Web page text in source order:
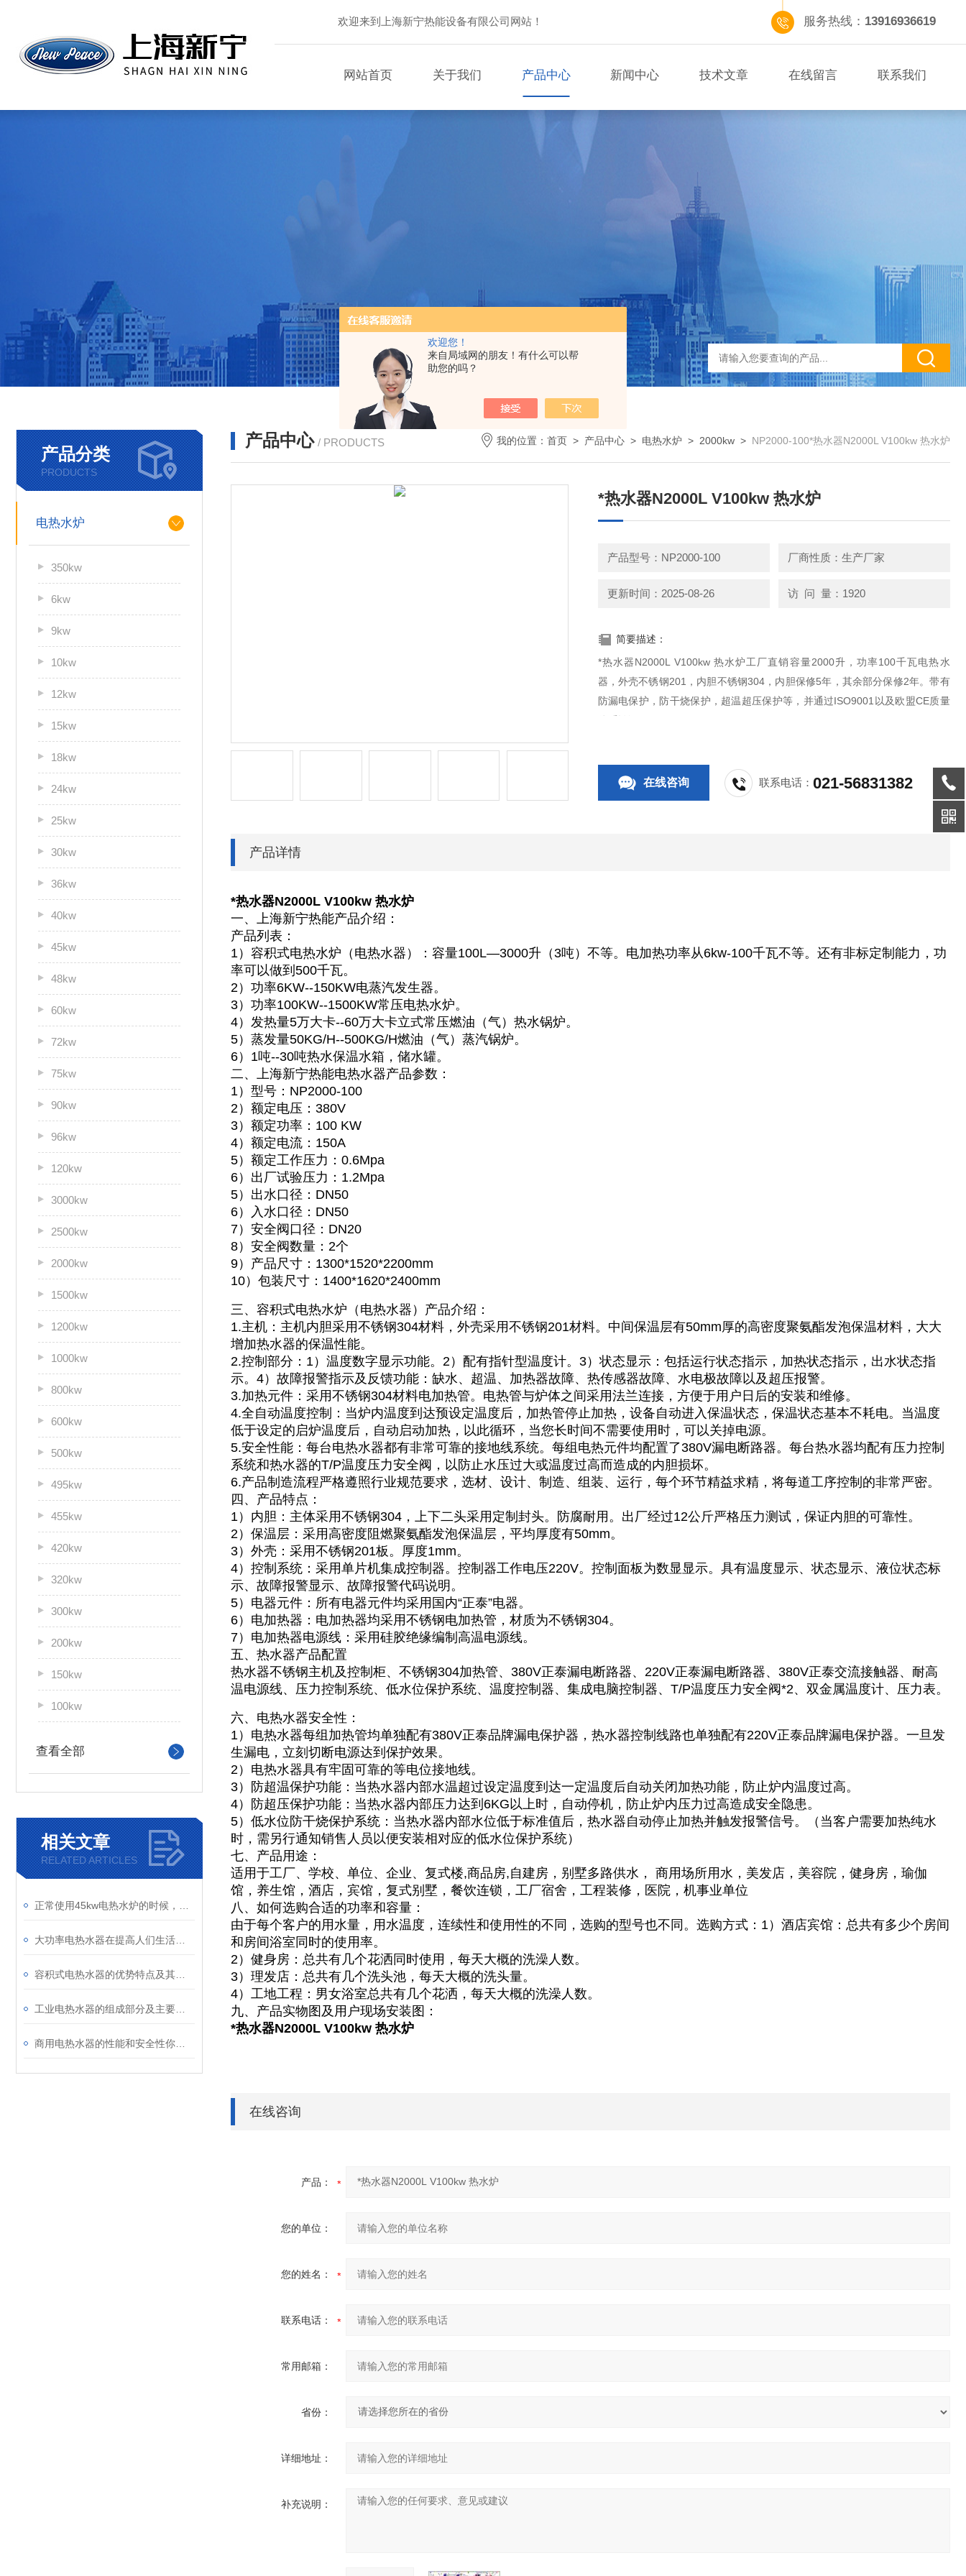
欢迎您！
来自局域网的朋友！有什么可以帮
助您的吗？
欢迎来到上海新宁热能设备有限公司网站！ 服务热线： 13916936619
网站首页 关于我们 产品中心 新闻中心 技术文章 在线留言 联系我们
产品分类
PRODUCTS
电热水炉
350kw
6kw
9kw
10kw
12kw
15kw
18kw
24kw
25kw
30kw
36kw
40kw
45kw
48kw
60kw
72kw
75kw
90kw
96kw
120kw
3000kw
2500kw
2000kw
1500kw
1200kw
1000kw
800kw
600kw
500kw
495kw
455kw
420kw
320kw
300kw
200kw
150kw
100kw
查看全部
相关文章
RELATED ARTICLES
产品中心 / PRODUCTS 我的位置： 首页 > 产品中心 > 电热水炉 > 2000kw > NP2000-100*热水器N2000L V100kw 热水炉
*热水器N2000L V100kw 热水炉
产品型号：NP2000-100 厂商性质：生产厂家
更新时间：2025-08-26 访 问 量：1920
简要描述：
*热水器N2000L V100kw 热水炉工厂直销容量2000升，功率100千瓦电热水
器，外壳不锈钢201，内胆不锈钢304，内胆保修5年，其余部分保修2年。带有
防漏电保护，防干烧保护，超温超压保护等，并通过ISO9001以及欧盟CE质量
体系认证。
在线咨询 联系电话：021-56831382
产品详情
*热水器N2000L V100kw 热水炉
一、上海新宁热能产品介绍：
产品列表：
1）容积式电热水炉（电热水器）：容量100L—3000升（3吨）不等。电加热功率从6kw-100千瓦不等。还有非标定制能力，功
率可以做到500千瓦。
2）功率6KW--150KW电蒸汽发生器。
3）功率100KW--1500KW常压电热水炉。
4）发热量5万大卡--60万大卡立式常压燃油（气）热水锅炉。
5）蒸发量50KG/H--500KG/H燃油（气）蒸汽锅炉。
6）1吨--30吨热水保温水箱，储水罐。
二、上海新宁热能电热水器产品参数：
1）型号：NP2000-100
2）额定电压：380V
3）额定功率：100 KW
4）额定电流：150A
5）额定工作压力：0.6Mpa
6）出厂试验压力：1.2Mpa
5）出水口径：DN50
6）入水口径：DN50
7）安全阀口径：DN20
8）安全阀数量：2个
9）产品尺寸：1300*1520*2200mm
10）包装尺寸：1400*1620*2400mm
三、容积式电热水炉（电热水器）产品介绍：
1.主机：主机内胆采用不锈钢304材料，外壳采用不锈钢201材料。中间保温层有50mm厚的高密度聚氨酯发泡保温材料，大大
增加热水器的保温性能。
2.控制部分：1）温度数字显示功能。2）配有指针型温度计。3）状态显示：包括运行状态指示，加热状态指示，出水状态指
示。4）故障报警指示及反馈功能：缺水、超温、加热器故障、热传感器故障、水电极故障以及超压报警。
3.加热元件：采用不锈钢304材料电加热管。电热管与炉体之间采用法兰连接，方便于用户日后的安装和维修。
4.全自动温度控制：当炉内温度到达预设定温度后，加热管停止加热，设备自动进入保温状态，保温状态基本不耗电。当温度
低于设定的启炉温度后，自动启动加热，以此循环，当您长时间不需要使用时，可以关掉电源。
5.安全性能：每台电热水器都有非常可靠的接地线系统。每组电热元件均配置了380V漏电断路器。每台热水器均配有压力控制
系统和热水器的T/P温度压力安全阀，以防止水压过大或温度过高而造成的内胆损坏。
6.产品制造流程严格遵照行业规范要求，选材、设计、制造、组装、运行，每个环节精益求精，将每道工序控制的非常严密。
四、产品特点：
1）内胆：主体采用不锈钢304，上下二头采用定制封头。防腐耐用。出厂经过12公斤严格压力测试，保证内胆的可靠性。
2）保温层：采用高密度阻燃聚氨酯发泡保温层，平均厚度有50mm。
3）外壳：采用不锈钢201板。厚度1mm。
4）控制系统：采用单片机集成控制器。控制器工作电压220V。控制面板为数显显示。具有温度显示、状态显示、液位状态标
示、故障报警显示、故障报警代码说明。
5）电器元件：所有电器元件均采用国内“正泰”电器。
6）电加热器：电加热器均采用不锈钢电加热管，材质为不锈钢304。
7）电加热器电源线：采用硅胶绝缘编制高温电源线。
五、热水器产品配置
热水器不锈钢主机及控制柜、不锈钢304加热管、380V正泰漏电断路器、220V正泰漏电断路器、380V正泰交流接触器、耐高
温电源线、压力控制系统、低水位保护系统、温度控制器、集成电脑控制器、T/P温度压力安全阀*2、双金属温度计、压力表。
六、电热水器安全性：
1）电热水器每组加热管均单独配有380V正泰品牌漏电保护器，热水器控制线路也单独配有220V正泰品牌漏电保护器。一旦发
生漏电，立刻切断电源达到保护效果。
2）电热水器具有牢固可靠的等电位接地线。
3）防超温保护功能：当热水器内部水温超过设定温度到达一定温度后自动关闭加热功能，防止炉内温度过高。
4）防超压保护功能：当热水器内部压力达到6KG以上时，自动停机，防止炉内压力过高造成安全隐患。
5）低水位防干烧保护系统：当热水器内部水位低于标准值后，热水器自动停止加热并触发报警信号。（当客户需要加热纯水
时，需另行通知销售人员以便安装相对应的低水位保护系统）
七、产品用途：
适用于工厂、学校、单位、企业、复式楼,商品房,自建房，别墅多路供水， 商用场所用水，美发店，美容院，健身房，瑜伽
馆，养生馆，酒店，宾馆，复式别墅，餐饮连锁，工厂宿舍，工程装修，医院，机事业单位
八、如何选购合适的功率和容量：
由于每个客户的用水量，用水温度，连续性和使用性的不同，选购的型号也不同。选购方式：1）酒店宾馆：总共有多少个房间
和房间浴室同时的使用率。
2）健身房：总共有几个花洒同时使用，每天大概的洗澡人数。
3）理发店：总共有几个洗头池，每天大概的洗头量。
4）工地工程：男女浴室总共有几个花洒，每天大概的洗澡人数。
九、产品实物图及用户现场安装图：
*热水器N2000L V100kw 热水炉
在线咨询
产品：
您的单位：
您的姓名：
联系电话：
常用邮箱：
省份：
详细地址：
补充说明：